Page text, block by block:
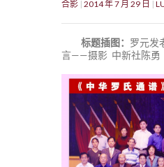
合影 2014 年 7 月 29 日
标题插图： 罗元发
言——摄影 中新社陈勇